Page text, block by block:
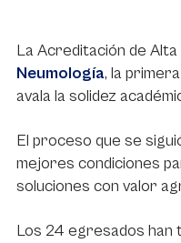
La Acreditación de
Neumología, la
avala la solidez
El proceso que se
mejores condiciones
soluciones con valor
Los 24 egresados han